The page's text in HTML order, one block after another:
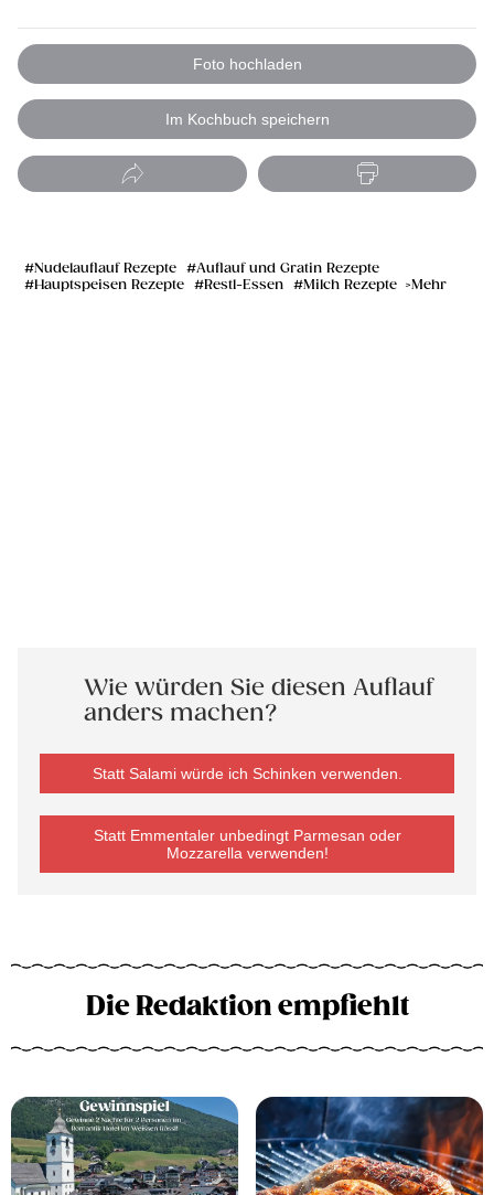
Foto hochladen
Im Kochbuch speichern
Nudelauflauf Rezepte
Auflauf und Gratin Rezepte
Hauptspeisen Rezepte
Restl-Essen Milch Rezepte Mehr
Wie würden Sie diesen Auflauf
anders machen?
Statt Salami würde ich Schinken verwenden.
Statt Emmentaler unbedingt Parmesan oder
Mozzarella verwenden!
Die Redaktion empfiehlt